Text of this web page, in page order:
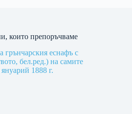
които препоръчваме